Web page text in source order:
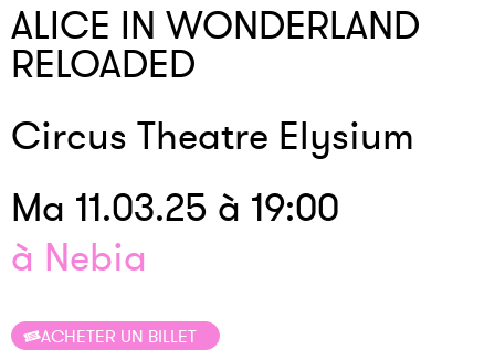
ALICE IN WONDERLAND
RELOADED
Circus Theatre Elysium
Ma 11.03.25 à 19:00
à Nebia
ACHETER UN BILLET